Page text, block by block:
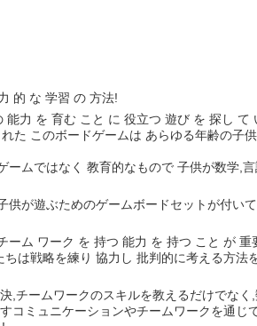
的 な 学習 の 方法!
力 を 育む こと に 役立つ 遊び を 探し
た このボードゲームは あらゆる年齢の
ムではなく 教育的なもので 子供が数学,言
供が遊ぶためのゲームボードセットが付い
ーム ワーク を 持つ 能力 を 持つ こと が
は戦略を練り 協力し 批判的に考える方法
,チームワークのスキルを教えるだけでな
コミュニケーションやチームワークを通じ